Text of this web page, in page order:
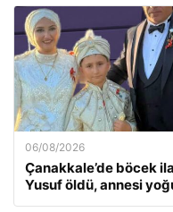
06/08/2026
Çanakkale’de böcek
Yusuf öldü, annesi